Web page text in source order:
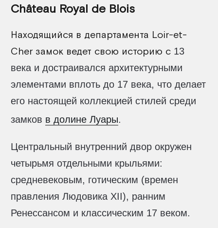
Château Royal de Blois
Находящийся в департамента Loir-et-
Cher замок ведет свою историю с 13
века и достраивался архитектурными
элементами вплоть до 17 века, что делает
его настоящей коллекцией стилей среди
замков в долине Луары.
Центральный внутренний двор окружен
четырьмя отдельными крыльями:
средневековым, готическим (времен
правления Людовика XII), ранним
Ренессансом и классическим 17 веком.